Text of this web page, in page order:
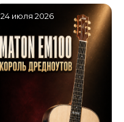
24 июля 2026